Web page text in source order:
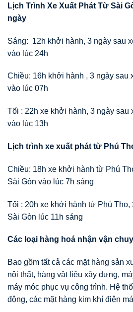
Lịch Trình Xe Xuất Phát Từ Sài
ngày
Sáng: 12h khởi hành, 3 ngày sau
vào lúc 24h
Chiều: 16h khởi hành , 3 ngày sau
vào lúc 07h
Tối : 22h xe khởi hành, 3 ngày sau
vào lúc 13h
Lịch trình xe xuất phát từ Phú
Chiều: 18h xe khởi hành từ Phú
Sài Gòn vào lúc 7h sáng
Tối : 20h xe khởi hành từ Phú Thọ,
Sài Gòn lúc 11h sáng
Các loại hàng hoá nhận vận
Bao gồm tất cả các mặt hàng sản
nội thất, hàng vật liệu xây dựng,
máy móc phục vụ công trình. Hệ
động, các mặt hàng kim khí điện